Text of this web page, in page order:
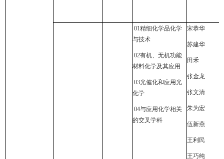
01精细化学品化学
与技术
02有机、无机功能
材料化学及其应用
03光催化和应用光
化学
04与应用化学相关
的交叉学科
宋恭华
苏建华
田禾
张金龙
张文清
朱为宏
伍新燕
王利民
王巧纯